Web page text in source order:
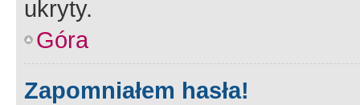
ukryty.
Góra
Zapomniałem hasła!